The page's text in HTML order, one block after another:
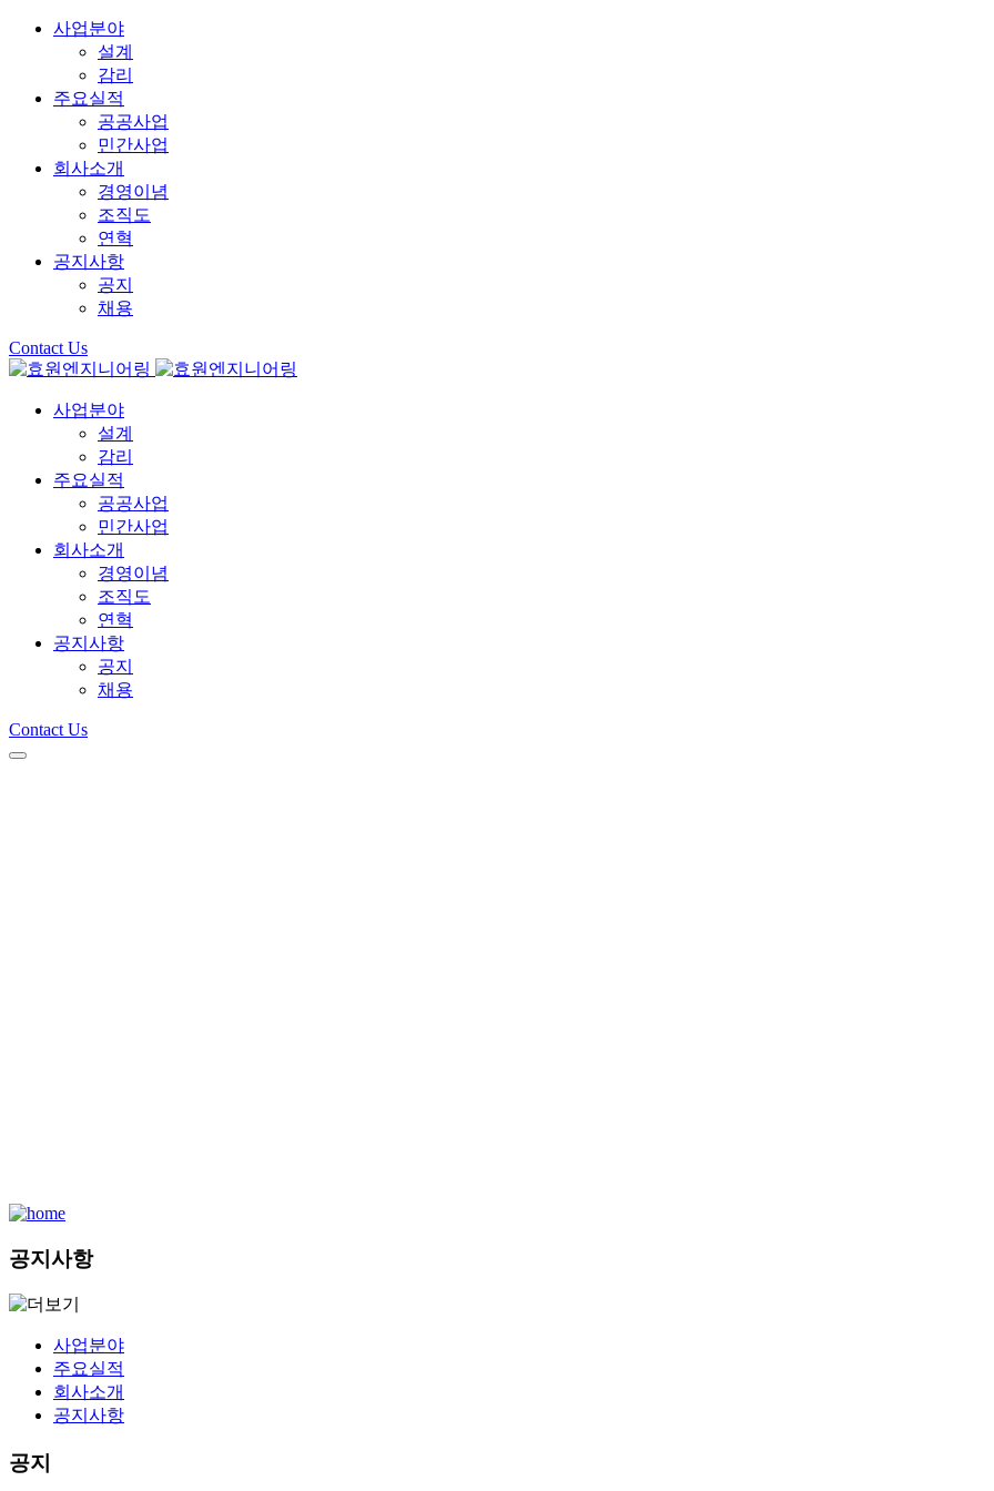
사업분야
설계
감리
주요실적
공공사업
민간사업
회사소개
경영이념
조직도
연혁
공지사항
공지
채용
Contact Us
사업분야
설계
감리
주요실적
공공사업
민간사업
회사소개
경영이념
조직도
연혁
공지사항
공지
채용
Contact Us
공지사항
사업분야
주요실적
회사소개
공지사항
공지